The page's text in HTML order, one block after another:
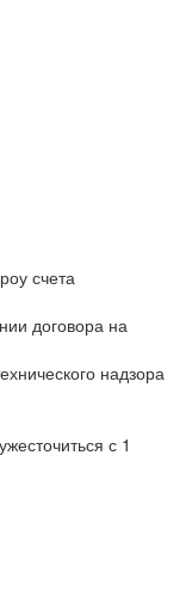
счета
договора на
надзора
с 1